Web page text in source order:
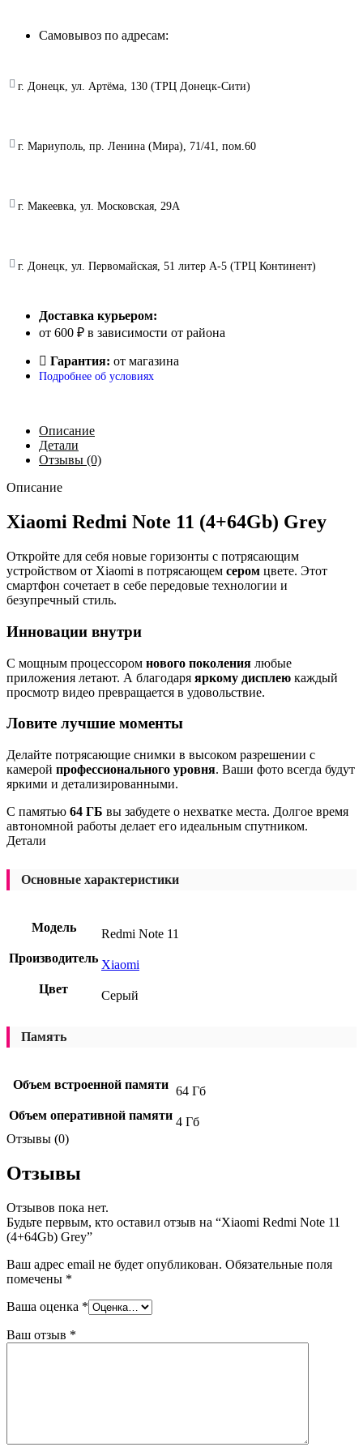
Самовывоз по адресам:
г. Донецк, ул. Артёма, 130 (ТРЦ Донецк-Сити)
г. Мариуполь, пр. Ленина (Мира), 71/41, пом.60
г. Макеевка, ул. Московская, 29А
г. Донецк, ул. Первомайская, 51 литер А-5 (ТРЦ Континент)
Доставка курьером:
от 600 ₽ в зависимости от района
Гарантия: от магазина
Подробнее об условиях
Описание
Детали
Отзывы (0)
Описание
Xiaomi Redmi Note 11 (4+64Gb) Grey
Откройте для себя новые горизонты с потрясающим
устройством от Xiaomi в потрясающем сером цвете. Этот
смартфон сочетает в себе передовые технологии и
безупречный стиль.
Инновации внутри
С мощным процессором нового поколения любые
приложения летают. А благодаря яркому дисплею каждый
просмотр видео превращается в удовольствие.
Ловите лучшие моменты
Делайте потрясающие снимки в высоком разрешении с
камерой профессионального уровня. Ваши фото всегда будут
яркими и детализированными.
С памятью 64 ГБ вы забудете о нехватке места. Долгое время
автономной работы делает его идеальным спутником.
Детали
Основные характеристики
Модель
Redmi Note 11
Производитель Xiaomi
Цвет
Серый
Память
Объем встроенной памяти 64 Гб
Объем оперативной памяти 4 Гб
Отзывы (0)
Отзывы
Отзывов пока нет.
Будьте первым, кто оставил отзыв на “Xiaomi Redmi Note 11
(4+64Gb) Grey”
Ваш адрес email не будет опубликован. Обязательные поля
помечены *
Ваша оценка *
Ваш отзыв *